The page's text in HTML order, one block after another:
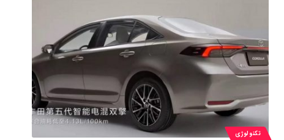
تکنولوژی